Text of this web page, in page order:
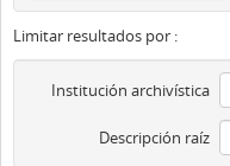
Limitar resultados por :
Institución archivística
Descripción raíz